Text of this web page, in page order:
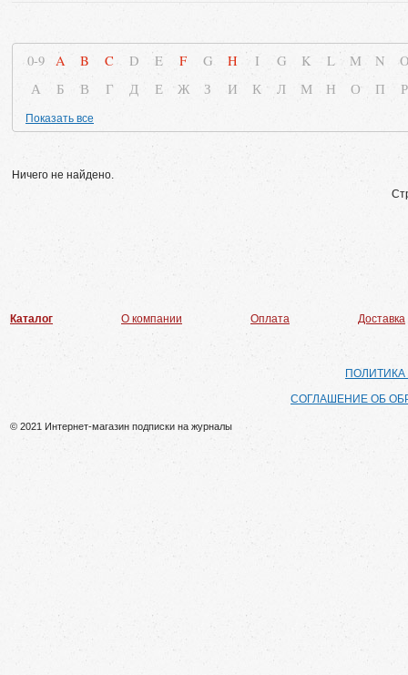
0-9 A B C D E F G H I G K L M N
А
Б В Г Д Е Ж З И К Л М Н О П Р
Показать все
Ничего не найдено.
Каталог О компании Оплата Доставка
СОГЛАШЕНИЕ ОБ
© 2021 Интернет-магазин подписки на журналы